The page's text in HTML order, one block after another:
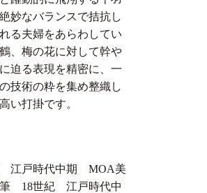
妙なバランスで拮抗し
る夫婦をあらわしてい
、梅の花に対して幹や
迫る表現を精密に、一
技術の粋を集め整織し
い打掛です。
江戸時代中期 MOA美
筆 18世紀 江戸時代中